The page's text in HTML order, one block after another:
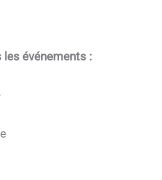
événements :